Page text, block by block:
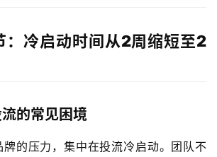
：冷启动时间从2周缩短至2
的常见困境
牌的压力，集中在投流冷启动。团队不